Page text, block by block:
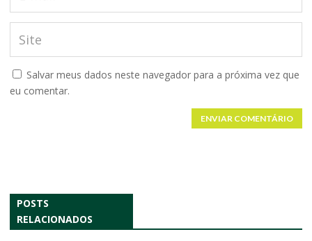
Salvar meus dados neste navegador para a próxima vez que
eu comentar.
ENVIAR COMENTÁRIO
POSTS
RELACIONADOS